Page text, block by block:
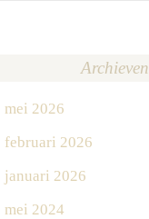
Archieven
mei 2026
februari 2026
januari 2026
mei 2024